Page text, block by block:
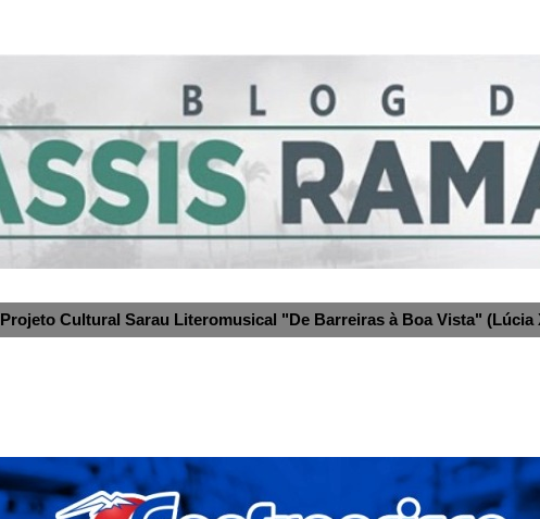
Projeto Cultural Sarau Literomusical "De Barreiras à Boa Vista" (Lúcia